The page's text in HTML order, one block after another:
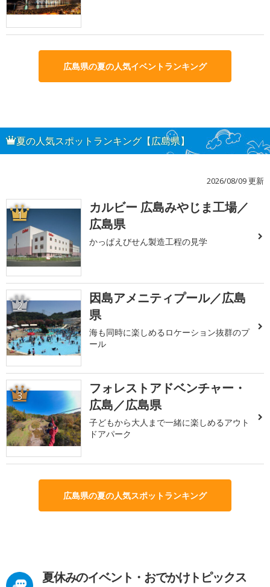
広島県の夏の人気イベントランキング
夏の人気スポットランキング【広島県】
2026/08/09 更新
1
カルビー 広島みやじま工場／
広島県
かっぱえびせん製造工程の見学
2
因島アメニティプール／広島
県
海も同時に楽しめるロケーション抜群のプ
ール
3
フォレストアドベンチャー・
広島／広島県
子どもから大人まで一緒に楽しめるアウト
ドアパーク
広島県の夏の人気スポットランキング
夏休みのイベント・おでかけトピックス